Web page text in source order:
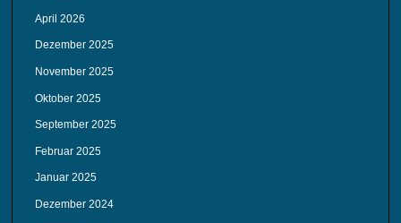
April 2026
Dezember 2025
November 2025
Oktober 2025
September 2025
Februar 2025
Januar 2025
Dezember 2024